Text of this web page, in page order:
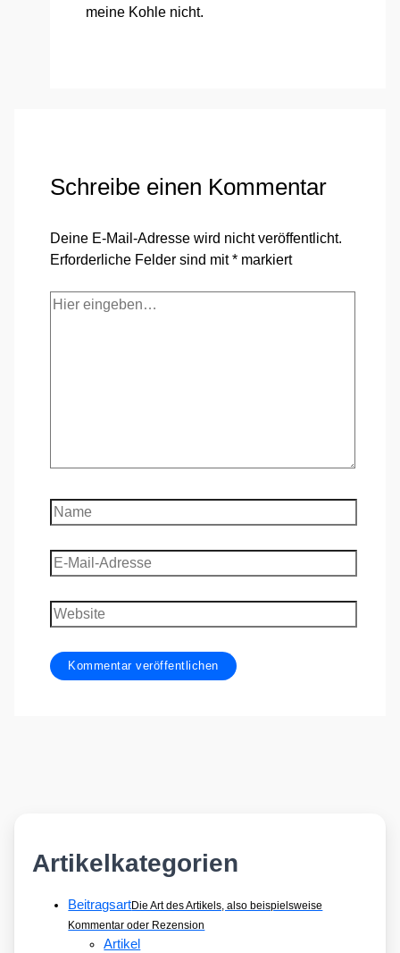
mei­ne Koh­le nicht.
Schreibe einen Kommentar
Deine E-Mail-Adresse wird nicht veröffentlicht.
Erforderliche Felder sind mit* markiert
Hier
Name
E-
Mail-
Adresse
Website
Artikelkategorien
BeitragsartDie Art des Artikels, also beispielsweise
Kommentar oder Rezension
Artikel